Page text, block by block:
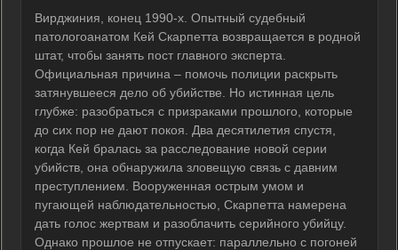
Вирджиния, конец 1990-х. Опытный судебный
патологоанатом Кей Скарпетта возвращается в родной
штат, чтобы занять пост главного эксперта.
Официальная причина – помочь полиции раскрыть
затянувшееся дело об убийстве. Но истинная цель
глубже: разобраться с призраками прошлого, которые
до сих пор не дают покоя. Два десятилетия спустя,
когда Кей бралась за расследование новой серии
убийств, она обнаружила зловещую связь с давним
преступлением. Вооруженная острым умом и
пугающей наблюдательностью, Скарпетта намерена
дать голос жертвам и разоблачить серийного убийцу.
Однако прошлое не отпускает: параллельно с погоней